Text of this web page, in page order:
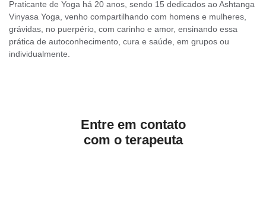
Praticante de Yoga há 20 anos, sendo 15 dedicados ao Ashtanga
Vinyasa Yoga, venho compartilhando com homens e mulheres,
grávidas, no puerpério, com carinho e amor, ensinando essa
prática de autoconhecimento, cura e saúde, em grupos ou
individualmente.
Entre em contato
com o terapeuta